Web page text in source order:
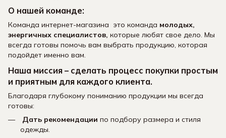
О нашей команде:
Команда интернет-магазина это команда молодых,
энергичных специалистов, которые любят свое дело. Мы
всегда готовы помочь вам выбрать продукцию, которая
подойдет именно вам.
Наша миссия – сделать процесс покупки простым
и приятным для каждого клиента.
Благодаря глубокому пониманию продукции мы всегда
готовы:
Дать рекомендации по подбору размера и стиля
одежды.